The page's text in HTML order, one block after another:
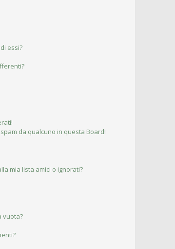
essi?
da qualcuno in questa Board!
mia lista amici o ignorati?
vuota?